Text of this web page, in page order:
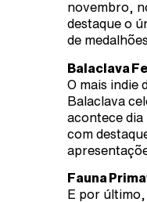
novembro,
destaque o
de
Balaclava
O mais indie
Balaclava
acontece dia
com
Fauna
E por